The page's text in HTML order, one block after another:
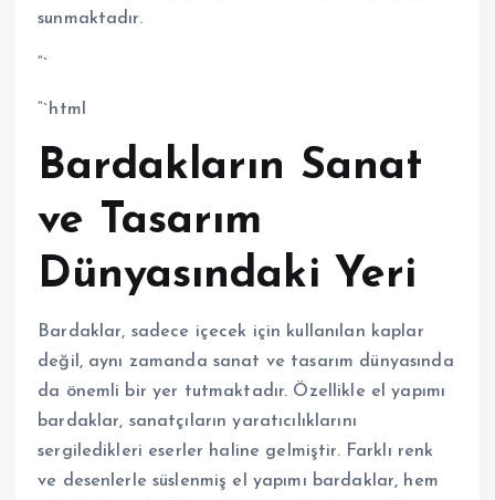
sunmaktadır.
“`
“`html
Bardakların Sanat
ve Tasarım
Dünyasındaki Yeri
Bardaklar, sadece içecek için kullanılan kaplar
değil, aynı zamanda sanat ve tasarım dünyasında
da önemli bir yer tutmaktadır. Özellikle el yapımı
bardaklar, sanatçıların yaratıcılıklarını
sergiledikleri eserler haline gelmiştir. Farklı renk
ve desenlerle süslenmiş el yapımı bardaklar, hem